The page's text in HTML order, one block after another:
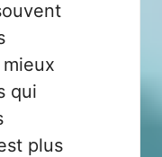
qui
plus